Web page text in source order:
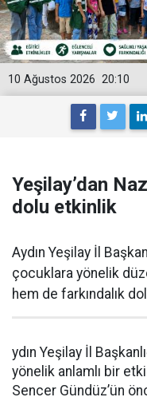
20:10
10 Ağustos 2026
Yeşilay’dan
dolu etkinlik
Aydın Yeşilay İl
çocuklara yönelik
hem de farkındalık
ydın Yeşilay İl
yönelik anlamlı bir
Sencer Gündüz’ün